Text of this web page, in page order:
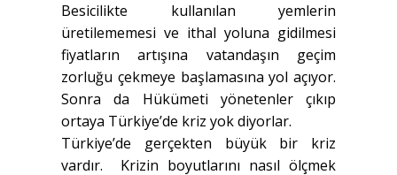
Besicilikte kullanılan yemlerin
üretilememesi ve ithal yoluna gidilmesi
fiyatların artışına vatandaşın geçim
zorluğu çekmeye başlamasına yol açıyor.
Sonra da Hükümeti yönetenler çıkıp
ortaya Türkiye’de kriz yok diyorlar.
Türkiye’de gerçekten büyük bir kriz
vardır. Krizin boyutlarını nasıl ölçmek